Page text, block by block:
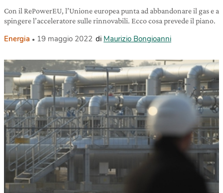
Con il RePowerEU, l’Unione europea punta ad abbandonare il gas e a
spingere l’acceleratore sulle rinnovabili. Ecco cosa prevede il piano.
Energia 19 maggio 2022 di Maurizio Bongioanni